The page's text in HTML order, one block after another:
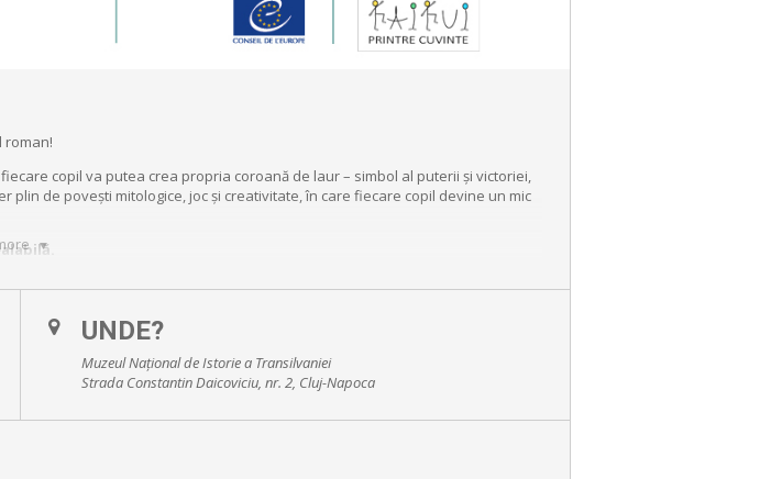
roman!
copil va putea crea propria coroană de laur – simbol al puterii și victoriei,
plin de povești mitologice, joc și creativitate, în care fiecare copil devine un mic
UNDE?
Muzeul Național de Istorie a Transilvaniei
Strada Constantin Daicoviciu, nr. 2, Cluj-Napoca